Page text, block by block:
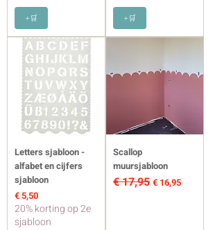
+🛒 +🛒
Letters sjabloon -
alfabet en cijfers
sjabloon
Prijs
€ 5,50
20% korting op 2e
sjabloon
Scallop
muursjabloon
Normale prijs
€ 17,95 Verkoopprijs
€ 16,95